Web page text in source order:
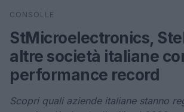
Cerca
CONSOLLE
StMicroelectronics,
altre società italiane
performance record
Scopri quali aziende italiane stanno